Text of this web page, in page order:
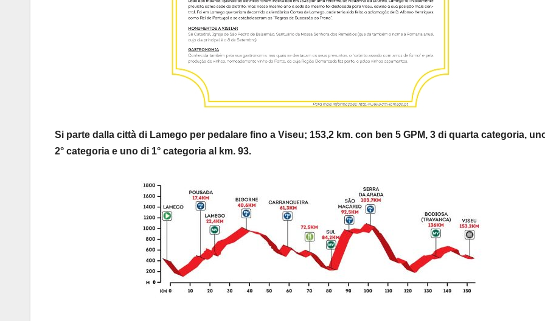
Si parte dalla città di Lamego per pedalare fino a Viseu; 153,2 km. con ben 5 GPM, 3 di quarta categoria,
2° categoria e uno di 1° categoria al km. 93.